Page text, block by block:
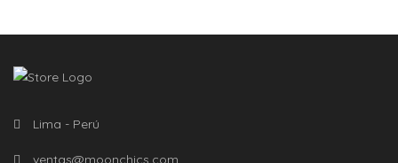
Lima - Perú
ventas@moonchics.com